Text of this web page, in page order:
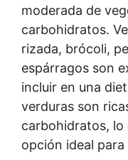
moderada de
carbohidratos.
rizada, brócoli,
espárragos son
incluir en una
verduras son
carbohidratos, lo
opción ideal